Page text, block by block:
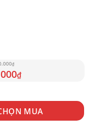
₫
₫
MUA